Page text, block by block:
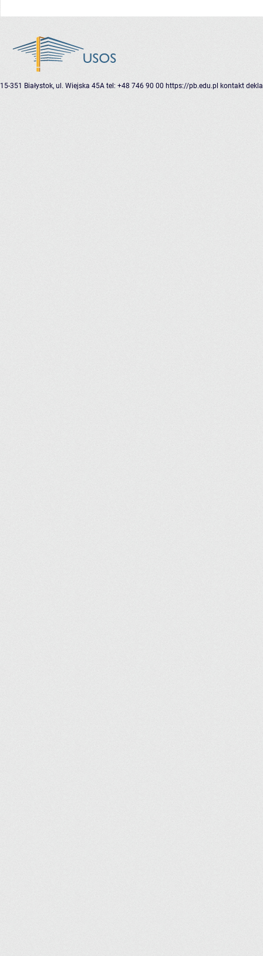
15-351 Białystok, ul. Wiejska 45A tel: +48 746 90 00 https://pb.edu.pl kontakt